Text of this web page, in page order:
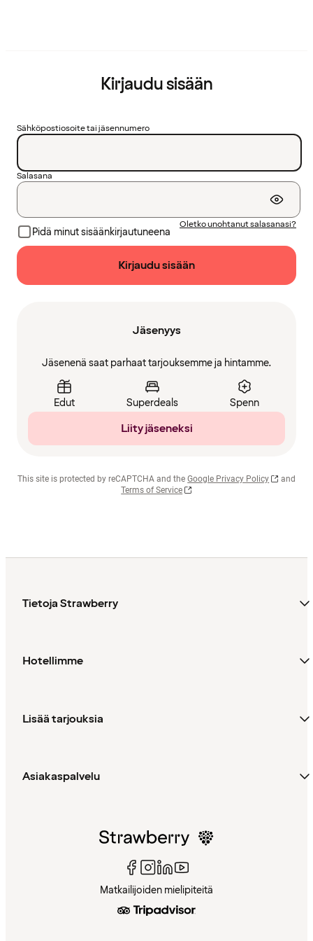
Kirjaudu sisään
Sähköpostiosoite tai jäsennumero
Salasana
Pidä minut sisäänkirjautuneena
Oletko unohtanut salasanasi?
Kirjaudu sisään
Jäsenyys
Jäsenenä saat parhaat tarjouksemme ja hintamme.
Edut Superdeals Spenn
Liity jäseneksi
This site is protected by reCAPTCHA and the Google Privacy Policy
and
Terms of Service
Tietoja Strawberry
Hotellimme
Lisää tarjouksia
Asiakaspalvelu
Matkailijoiden mielipiteitä